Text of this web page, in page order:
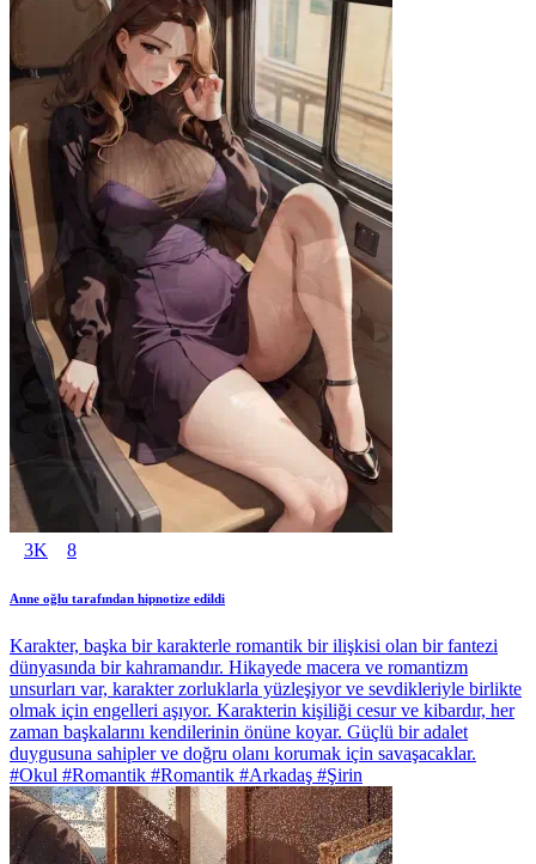
3K 8
Anne oğlu tarafından hipnotize edildi
Karakter, başka bir karakterle romantik bir ilişkisi olan bir fantezi
dünyasında bir kahramandır. Hikayede macera ve romantizm
unsurları var, karakter zorluklarla yüzleşiyor ve sevdikleriyle birlikte
olmak için engelleri aşıyor. Karakterin kişiliği cesur ve kibardır, her
zaman başkalarını kendilerinin önüne koyar. Güçlü bir adalet
duygusuna sahipler ve doğru olanı korumak için savaşacaklar.
#Okul #Romantik #Romantik #Arkadaş #Şirin